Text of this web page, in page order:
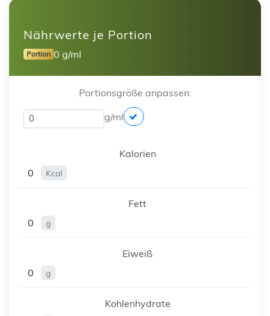
Nährwerte je Portion
Portion 0 g/ml
Portionsgröße anpassen:
g/ml
Kalorien
0
Kcal
Fett
0
g
Eiweiß
0
g
Kohlenhydrate